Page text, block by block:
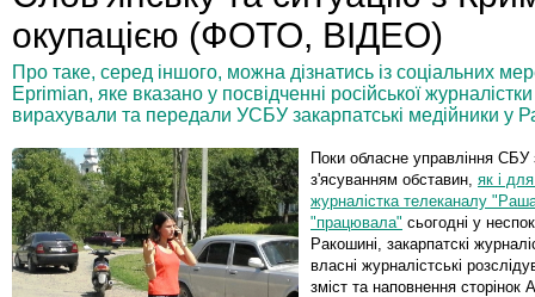
окупацією (ФОТО, ВІДЕО)
Про таке, серед іншого, можна дізнатись із соціальних
Eprimian, яке вказано у посвідченні російської
вирахували та передали УСБУ закарпатські медійники у
Поки обласне управління СБУ
з'ясуванням обставин, як і
журналістка телеканалу
"працювала" сьогодні у
Ракошині, закарпатскі
власні журналістські
зміст та наповнення сторінок